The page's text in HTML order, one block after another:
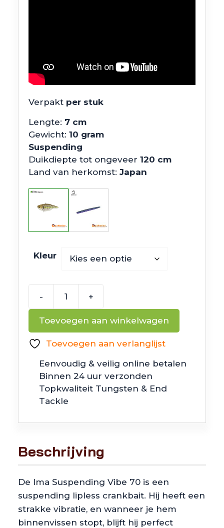
Verpakt per stuk
Lengte: 7 cm
Gewicht: 10 gram
Suspending
Duikdiepte tot ongeveer 120 cm
Land van herkomst: Japan
Kleur
-
Vibe
+
Toevoegen aan winkelwagen
Toevoegen aan verlanglijst
Eenvoudig & veilig online betalen
Binnen 24 uur verzonden
Topkwaliteit Tungsten & End
Tackle
Beschrijving
De Ima Suspending Vibe 70 is een
suspending lipless crankbait. Hij heeft een
strakke vibratie, en wanneer je hem
binnenvissen stopt, blijft hij perfect